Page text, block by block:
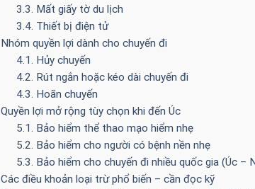
3.3. Mất giấy tờ du lịch
3.4. Thiết bị điện tử
Nhóm quyền lợi dành cho chuyến đi
4.1. Hủy chuyến
4.2. Rút ngắn hoặc kéo dài chuyến đi
4.3. Hoãn chuyến
Quyền lợi mở rộng tùy chọn khi đến Úc
5.1. Bảo hiểm thể thao mạo hiểm nhẹ
5.2. Bảo hiểm cho người có bệnh nền nhẹ
5.3. Bảo hiểm cho chuyến đi nhiều quốc gia (Úc –
Các điều khoản loại trừ phổ biến – cần đọc kỹ